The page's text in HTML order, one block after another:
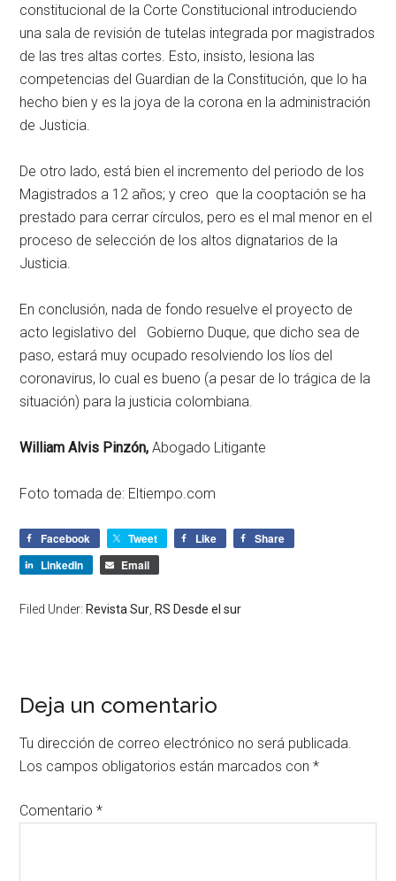
constitucional de la Corte Constitucional introduciendo
una sala de revisión de tutelas integrada por magistrados
de las tres altas cortes. Esto, insisto, lesiona las
competencias del Guardian de la Constitución, que lo ha
hecho bien y es la joya de la corona en la administración
de Justicia.
De otro lado, está bien el incremento del periodo de los
Magistrados a 12 años; y creo que la cooptación se ha
prestado para cerrar círculos, pero es el mal menor en el
proceso de selección de los altos dignatarios de la
Justicia.
En conclusión, nada de fondo resuelve el proyecto de
acto legislativo del Gobierno Duque, que dicho sea de
paso, estará muy ocupado resolviendo los líos del
coronavirus, lo cual es bueno (a pesar de lo trágica de la
situación) para la justicia colombiana.
William Alvis Pinzón,Abogado Litigante
Foto tomada de: Eltiempo.com
Facebook Tweet Like
Share
LinkedIn
Email
Filed Under: Revista Sur RS Desde el sur
Deja un comentario
Tu dirección de correo electrónico no será publicada.
Los campos obligatorios están marcados con*
Comentario*